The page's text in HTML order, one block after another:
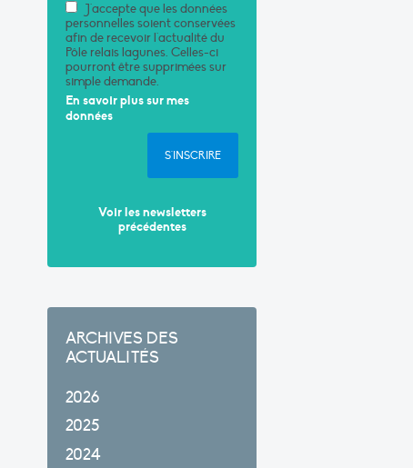
J'accepte que les données
personnelles soient conservées
afin de recevoir l'actualité du
Pôle relais lagunes. Celles-ci
pourront être supprimées sur
simple demande.
En savoir plus sur mes
données
S'INSCRIRE
Voir les newsletters
précédentes
ARCHIVES DES
ACTUALITÉS
2026
2025
2024